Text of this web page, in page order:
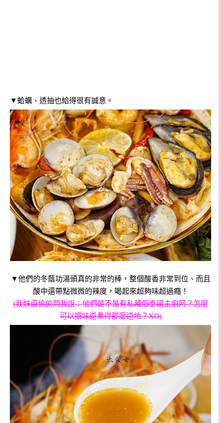
▼蛤蠣、透抽也給得很有誠意。
▼他們的冬蔭功湯頭真的非常的棒，整個酸香非常到位、而且
酸中還帶點微微的辣度，喝起來超夠味超過癮！
(我妹還偷偷問我說：他們是不是有私藏個泰國主廚阿？怎麼
可以把味道煮得那麼道地？XD)